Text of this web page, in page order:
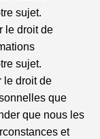
sujet.
le droit de
sujet.
le droit de
que
que nous les
et